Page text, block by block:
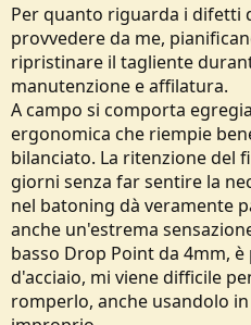
Per quanto riguarda i difetti
provvedere da me,
ripristinare il tagliente
manutenzione e affilatura.
A campo si comporta
ergonomica che riempie
bilanciato. La ritenzione del
giorni senza far sentire la
nel batoning dà veramente
anche un'estrema
basso Drop Point da 4mm,
d'acciaio, mi viene difficile
romperlo, anche usandolo